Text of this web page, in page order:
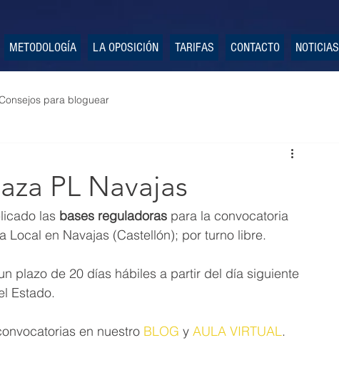
METODOLOGÍA LA OPOSICIÓN TARIFAS CONTACTO NOTICIAS
para bloguear
PL Navajas
las bases reguladoras para la convocatoria
en Navajas (Castellón); por turno libre.
plazo de 20 días hábiles a partir del día siguiente
Estado.
en nuestro BLOG y AULA VIRTUAL.